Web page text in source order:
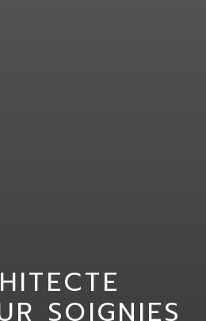
SOIGNIES